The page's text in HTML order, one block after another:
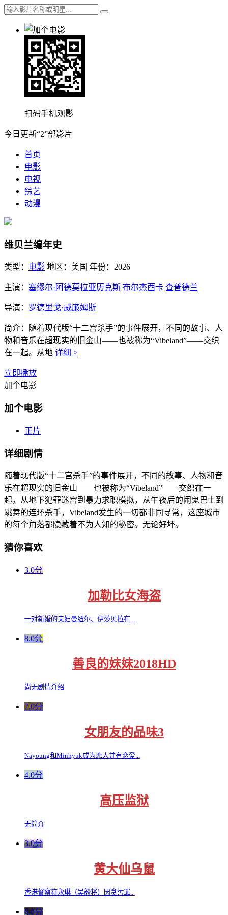
扫码手机观影
今日更新“2”部影片
首页
电影
电视
综艺
动漫
维贝兰编年史
类型： 电影 地区： 美国 年份： 2026
主演： 塞缪尔·阿德莫拉亚历克斯 布尔杰西卡 查普德兰
导演： 罗德里戈·威廉姆斯
简介：
随着现代版“十二宫杀手”的事件展开，不同的故事、人
物和音乐在超现实的旧金山——也被称为“Vibeland”——交织
在一起。从地 详细 >
立即播放
加个电影
加个电影
正片
详细剧情
随着现代版“十二宫杀手”的事件展开，不同的故事、人物和音
乐在超现实的旧金山——也被称为“Vibeland”——交织在一
起。从地下犯罪迷宫到暴力求职模拟，从午夜后的闹鬼巴士到
跳舞的连环杀手，Vibeland发生的一切都非同寻常，这座城市
的每个角落都隐藏着不为人知的秘密。无论好坏。
猜你喜欢
3.0分
加勒比女海盗
一对新婚的夫妇曼纽尔、伊莎贝拉在...
8.0分
善良的妹妹2018HD
尚无剧情介绍
7.0分
女朋友的品味3
Nayoung和Minhyuk成为恋人并有恋爱...
4.0分
高压监狱
无简介
3.0分
黄大仙乌鼠
香港督察符永琳（吴毅将）因贪污罪...
6.0分